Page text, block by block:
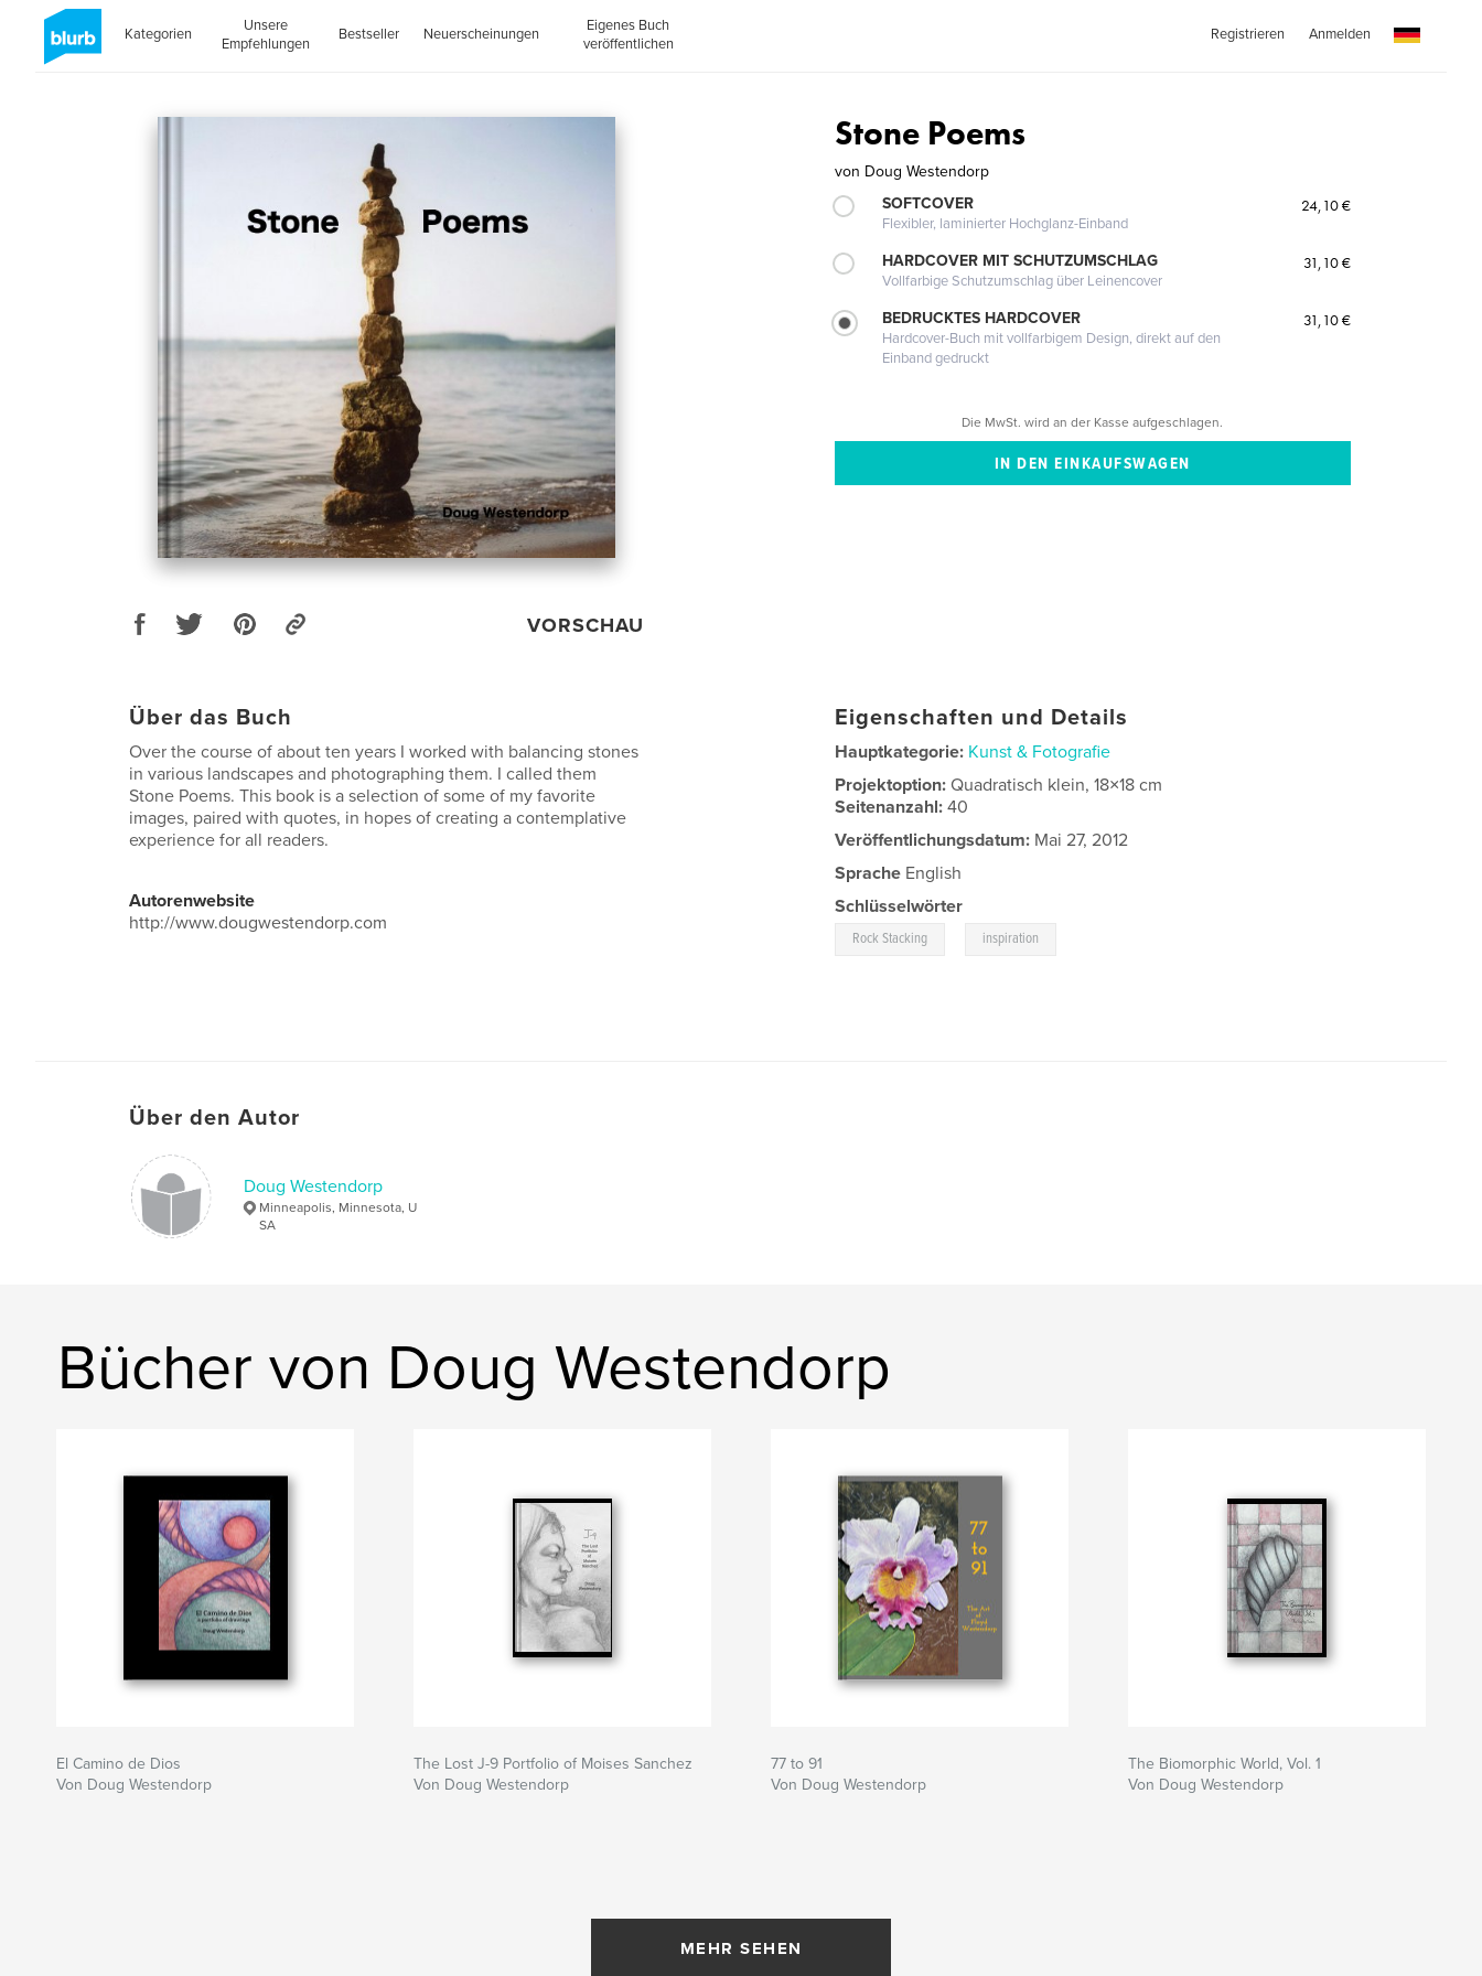
Kategorien
Unsere
Empfehlungen
Bestseller Neuerscheinungen
Eigenes Buch
veröffentlichen
Registrieren Anmelden
VORSCHAU
Stone Poems
von Doug Westendorp
SOFTCOVER
Flexibler, laminierter Hochglanz-Einband
24,10 €
HARDCOVER MIT SCHUTZUMSCHLAG
Vollfarbige Schutzumschlag über Leinencover
31,10 €
BEDRUCKTES HARDCOVER
Hardcover-Buch mit vollfarbigem Design, direkt auf den
Einband gedruckt
31,10 €
Die MwSt. wird an der Kasse aufgeschlagen.
Über das Buch
Over the course of about ten years I worked with balancing stones
in various landscapes and photographing them. I called them
Stone Poems. This book is a selection of some of my favorite
images, paired with quotes, in hopes of creating a contemplative
experience for all readers.
Autorenwebsite
http://www.dougwestendorp.com
Eigenschaften und Details
Hauptkategorie: Kunst & Fotografie
Projektoption:Quadratisch klein, 18×18 cm
Seitenanzahl:40
Veröffentlichungsdatum: Mai 27, 2012
Sprache English
Schlüsselwörter
Rock Stacking inspiration
Über den Autor
Doug Westendorp
Minneapolis, Minnesota, U
SA
Bücher von Doug Westendorp
El Camino de Dios
Von Doug Westendorp
The Lost J-9 Portfolio of Moises Sanchez
Von Doug Westendorp
77 to 91
Von Doug Westendorp
The Biomorphic World, Vol. 1
Von Doug Westendorp
MEHR SEHEN